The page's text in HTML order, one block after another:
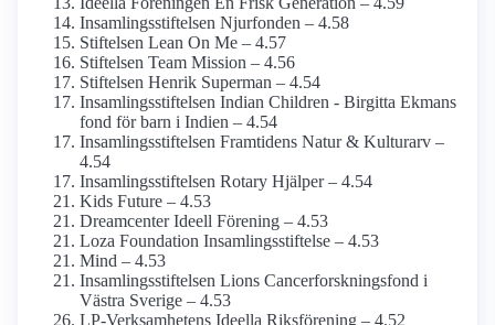
Insamlings­stiftelsen Njurfonden – 4.58
Stiftelsen Lean On Me – 4.57
Stiftelsen Team Mission – 4.56
Stiftelsen Henrik Superman – 4.54
Insamlings­stiftelsen Indian Children - Birgitta Ekmans
fond för barn i Indien – 4.54
Insamlingsstiftelsen Framtidens Natur & Kulturarv –
4.54
Insamlings­stiftelsen Rotary Hjälper – 4.54
Kids Future – 4.53
Dreamcenter Ideell Förening – 4.53
Loza Foundation Insamlings­stiftelse – 4.53
Mind – 4.53
Insamlings­stiftelsen Lions Cancerforsknings­fond i
Västra Sverige – 4.53
LP-Verksamhetens Ideella Riksförening – 4.52